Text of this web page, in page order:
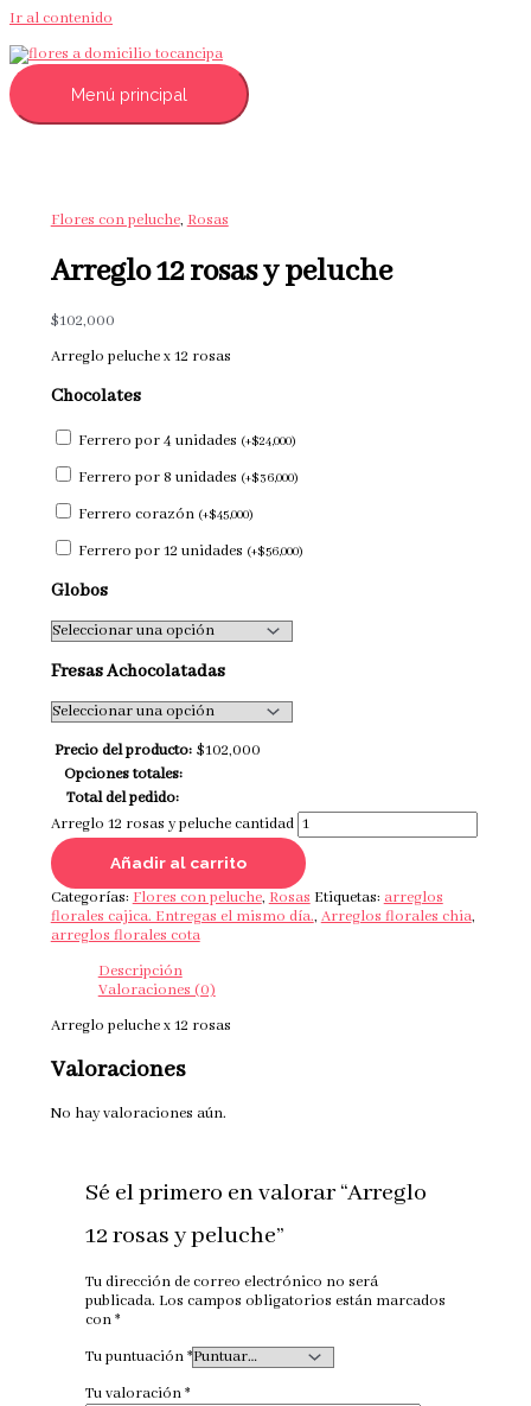
Ir al contenido
Menú principal
Flores con peluche,Rosas
Arreglo 12 rosas y peluche
$102,000
Arreglo peluche x 12 rosas
Chocolates
Ferrero por 4 unidades (+$24,000)
Ferrero por 8 unidades (+$36,000)
Ferrero corazón (+$45,000)
Ferrero por 12 unidades (+$56,000)
Globos
Fresas Achocolatadas
Precio del producto: $102,000
Opciones totales:
Total del pedido:
Arreglo 12 rosas y peluche cantidad
Añadir al carrito
Categorías:Flores con peluche,Rosas Etiquetas:arreglos
florales cajica. Entregas el mismo día.,Arreglos florales chia,
arreglos florales cota
Descripción
Valoraciones (0)
Arreglo peluche x 12 rosas
Valoraciones
No hay valoraciones aún.
Sé el primero en valorar “Arreglo
12 rosas y peluche”
Tu dirección de correo electrónico no será
publicada. Los campos obligatorios están marcados
con*
Tu puntuación*
Tu valoración*